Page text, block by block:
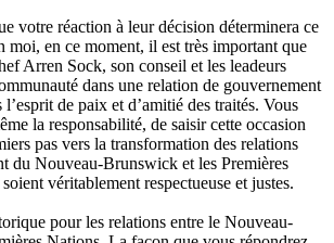
votre réaction à leur décision déterminera ce
moi, en ce moment, il est très important que
Arren Sock, son conseil et les leadeurs
dans une relation de gouvernement
de paix et d’amitié des traités. Vous
la responsabilité, de saisir cette occasion
pas vers la transformation des relations
du Nouveau-Brunswick et les Premières
véritablement respectueuse et justes.
pour les relations entre le Nouveau-